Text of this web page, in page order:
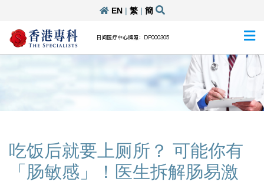
EN| 繁| 簡
日间医疗中心牌照：DP000305
吃饭后就要上厕所？ 可能你有
「肠敏感」！医生拆解肠易激